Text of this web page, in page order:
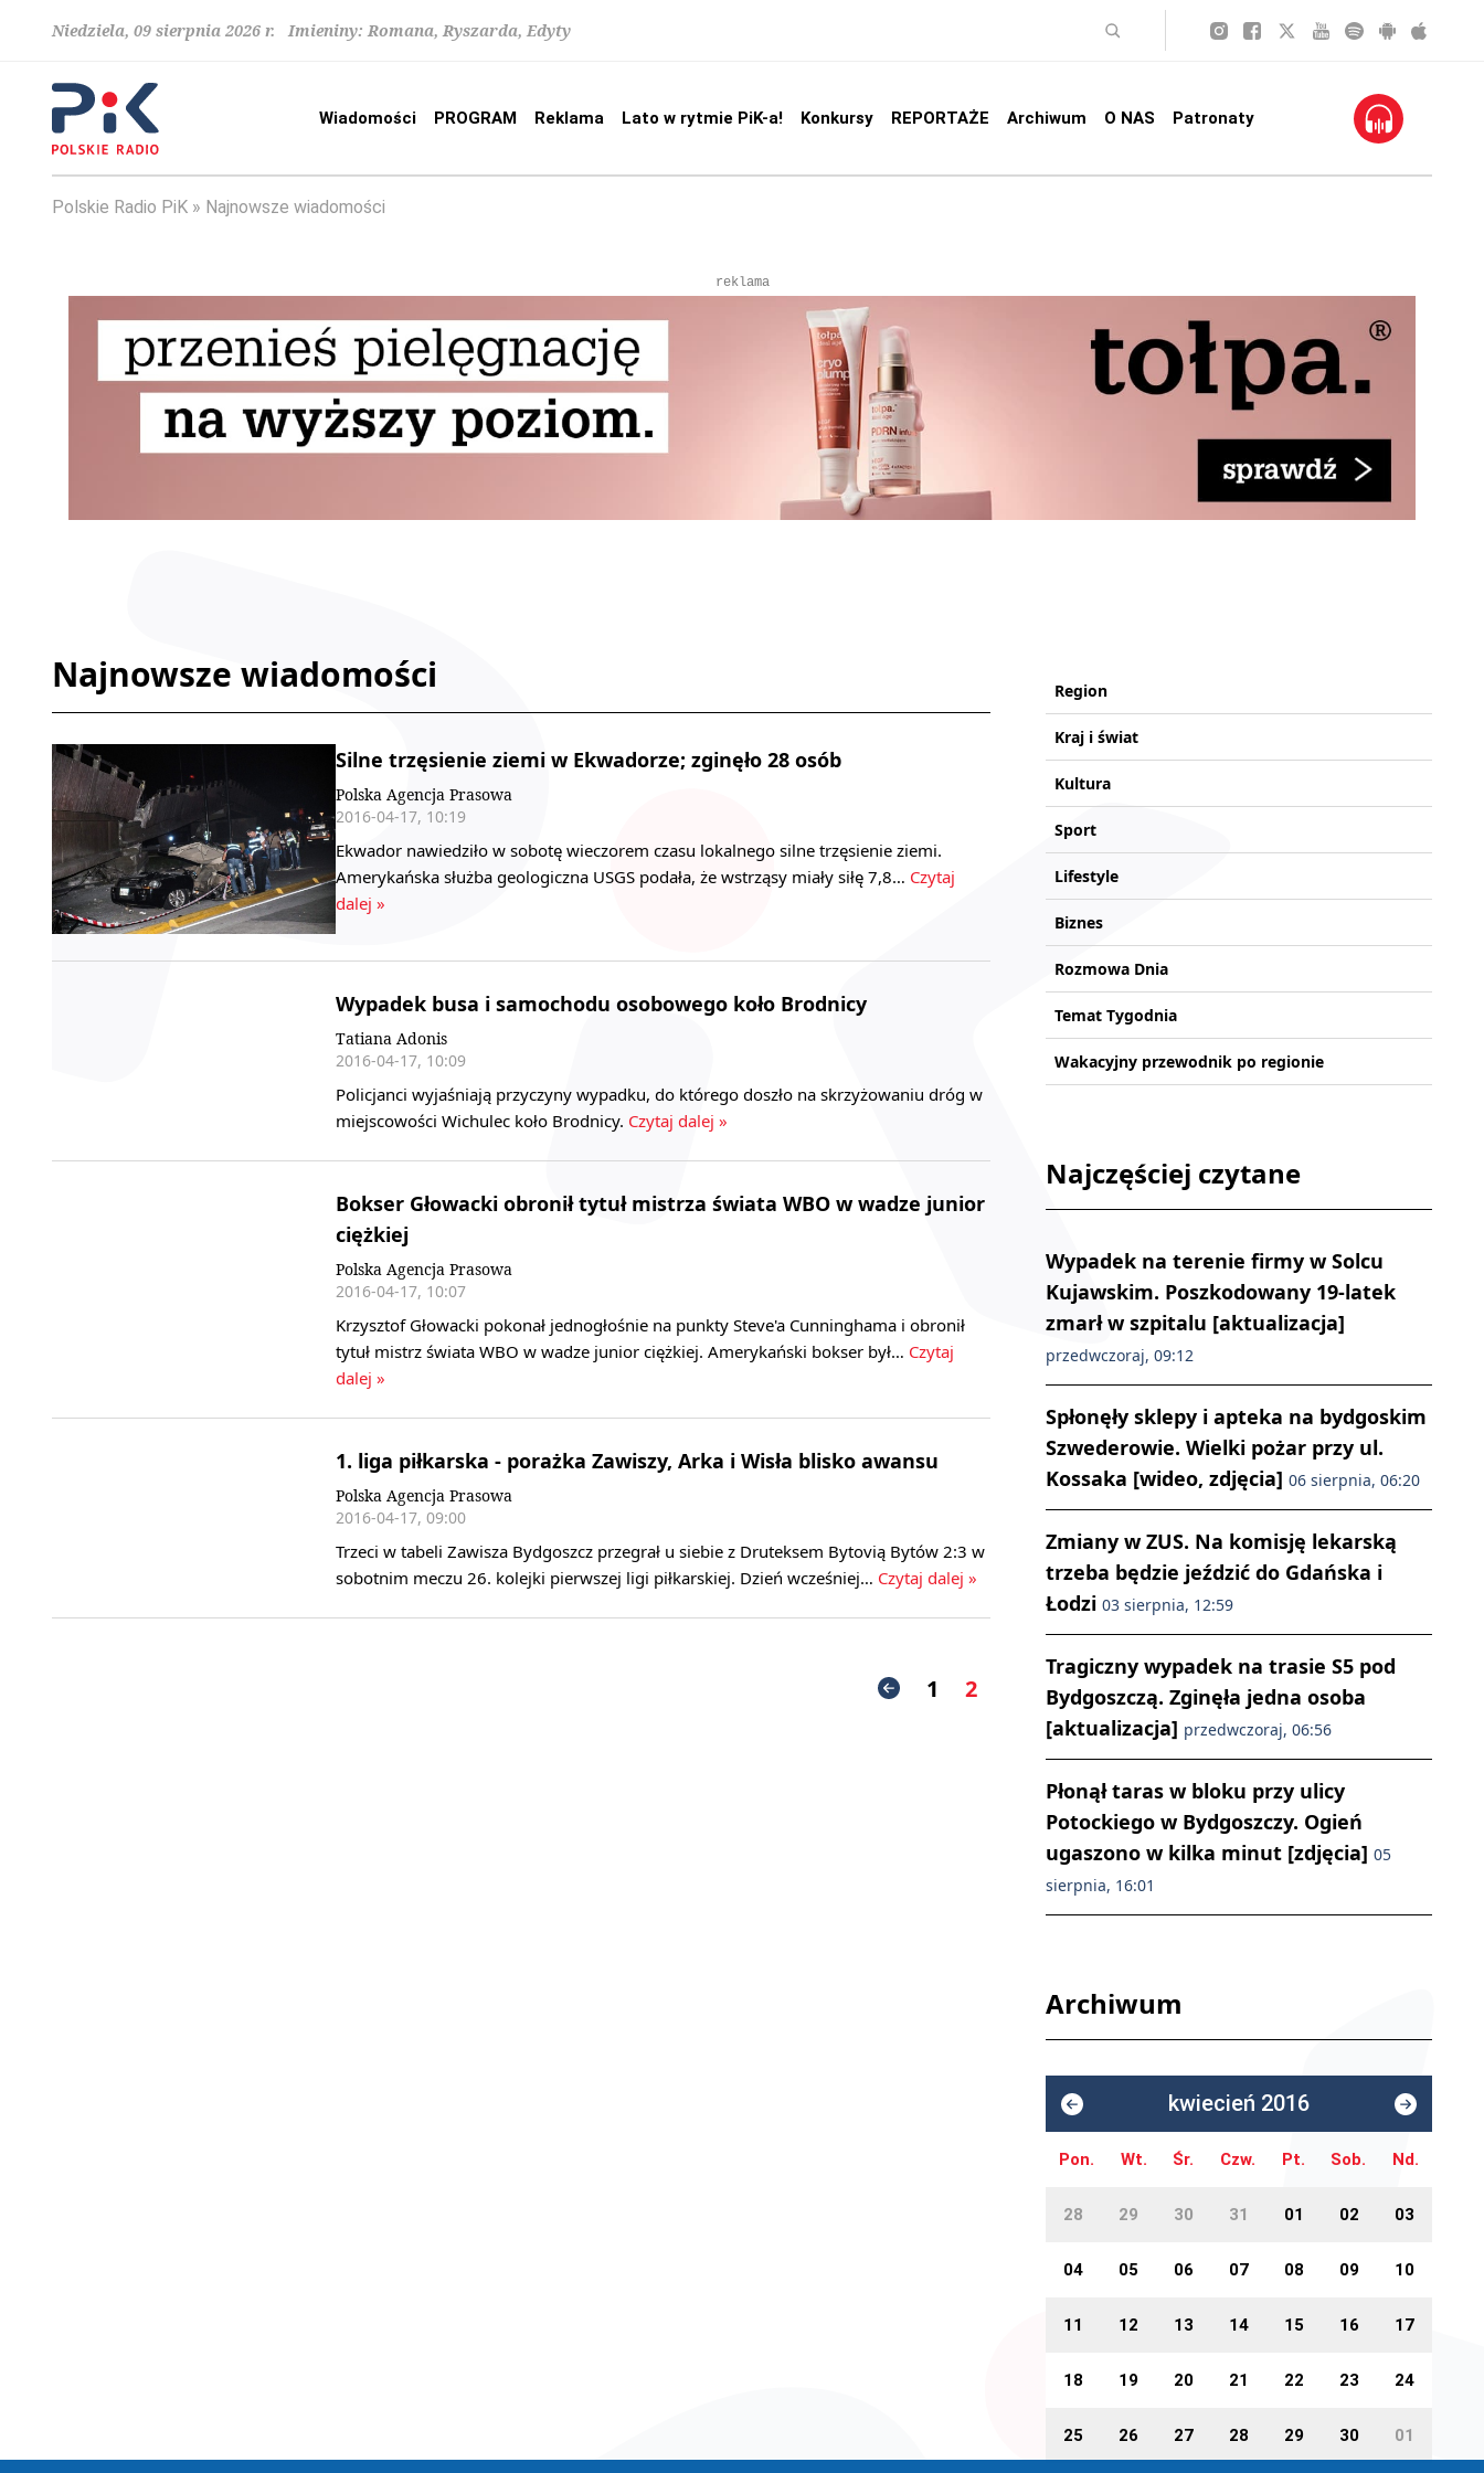
Niedziela, 09 sierpnia 2026 r. Imieniny: Romana, Ryszarda, Edyty
Wiadomości PROGRAM Reklama Lato w rytmie PiK-a! Konkursy REPORTAŻE Archiwum O NAS Patronaty
Polskie Radio PiK Najnowsze wiadomości
reklama
Najnowsze wiadomości
Silne trzęsienie ziemi w Ekwadorze; zginęło 28 osób
Polska Agencja Prasowa
2016-04-17, 10:19
Ekwador nawiedziło w sobotę wieczorem czasu lokalnego silne trzęsienie ziemi.
Amerykańska służba geologiczna USGS podała, że wstrząsy miały siłę 7,8… Czytaj
dalej »
Wypadek busa i samochodu osobowego koło Brodnicy
Tatiana Adonis
2016-04-17, 10:09
Policjanci wyjaśniają przyczyny wypadku, do którego doszło na skrzyżowaniu dróg w
miejscowości Wichulec koło Brodnicy. Czytaj dalej »
Bokser Głowacki obronił tytuł mistrza świata WBO w wadze junior
ciężkiej
Polska Agencja Prasowa
2016-04-17, 10:07
Krzysztof Głowacki pokonał jednogłośnie na punkty Steve'a Cunninghama i obronił
tytuł mistrz świata WBO w wadze junior ciężkiej. Amerykański bokser był… Czytaj
dalej »
1. liga piłkarska - porażka Zawiszy, Arka i Wisła blisko awansu
Polska Agencja Prasowa
2016-04-17, 09:00
Trzeci w tabeli Zawisza Bydgoszcz przegrał u siebie z Druteksem Bytovią Bytów 2:3 w
sobotnim meczu 26. kolejki pierwszej ligi piłkarskiej. Dzień wcześniej… Czytaj dalej »
1 2
Region
Kraj i świat
Kultura
Sport
Lifestyle
Biznes
Rozmowa Dnia
Temat Tygodnia
Wakacyjny przewodnik po regionie
Najczęściej czytane
Wypadek na terenie firmy w Solcu
Kujawskim. Poszkodowany 19-latek
zmarł w szpitalu [aktualizacja]
przedwczoraj, 09:12
Spłonęły sklepy i apteka na bydgoskim
Szwederowie. Wielki pożar przy ul.
Kossaka [wideo, zdjęcia] 06 sierpnia, 06:20
Zmiany w ZUS. Na komisję lekarską
trzeba będzie jeździć do Gdańska i
Łodzi 03 sierpnia, 12:59
Tragiczny wypadek na trasie S5 pod
Bydgoszczą. Zginęła jedna osoba
[aktualizacja] przedwczoraj, 06:56
Płonął taras w bloku przy ulicy
Potockiego w Bydgoszczy. Ogień
ugaszono w kilka minut [zdjęcia] 05
sierpnia, 16:01
Archiwum
kwiecień 2016
Pon. Wt. Śr. Czw. Pt. Sob. Nd.
28 29 30 31 01 02 03
04 05 06 07 08 09 10
11 12 13 14 15 16 17
18 19 20 21 22 23 24
25 26 27 28 29 30 01